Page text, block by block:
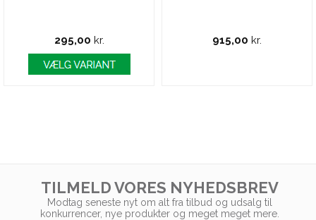
295,00 kr. 915,00 kr.
TILMELD VORES NYHEDSBREV
Modtag seneste nyt om alt fra tilbud og udsalg til
konkurrencer, nye produkter og meget meget mere.